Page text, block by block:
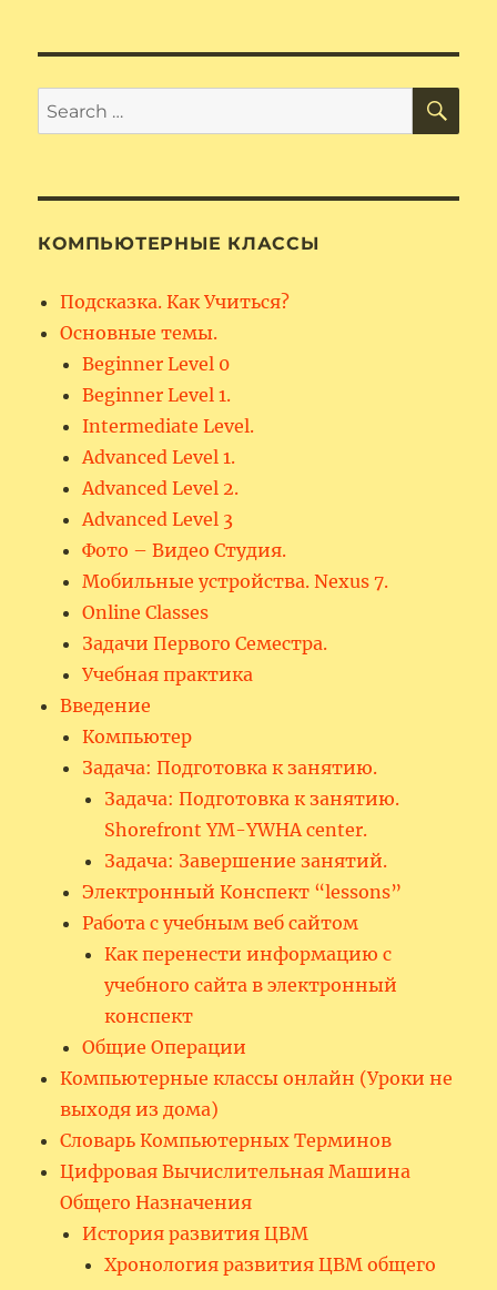
Search
for:
КОМПЬЮТЕРНЫЕ КЛАССЫ
Подсказка. Как Учиться?
Основные темы.
Beginner Level 0
Beginner Level 1.
Intermediate Level.
Advanced Level 1.
Advanced Level 2.
Advanced Level 3
Фото – Видео Студия.
Мобильные устройства. Nexus 7.
Online Classes
Задачи Первого Семестра.
Учебная практика
Введение
Компьютер
Задача: Подготовка к занятию.
Задача: Подготовка к занятию.
Shorefront YM-YWHA center.
Задача: Завершение занятий.
Электронный Конспект “lessons”
Работа с учебным веб сайтом
Как перенести информацию с
учебного сайта в электронный
конспект
Общие Операции
Компьютерные классы онлайн (Уроки не
выходя из дома)
Словарь Компьютерных Терминов
Цифровая Вычислительная Машина
Общего Назначения
История развития ЦВМ
Хронология развития ЦВМ общего